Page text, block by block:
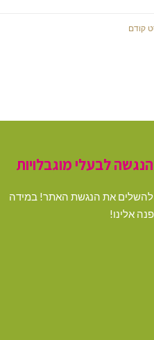
קודם
לבעלי מוגבלויות
להשלים את הנגשת האתר! במידה
אלינו!